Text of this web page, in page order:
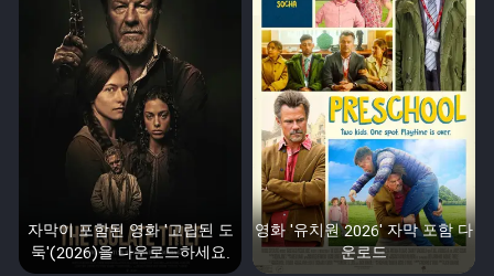
자막이 포함된 영화 '고립된 도
둑'(2026)을 다운로드하세요.
영화 '유치원 2026' 자막 포함 다
운로드